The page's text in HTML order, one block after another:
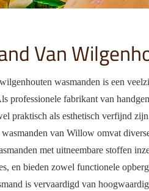
Van
wasmanden is een
professionele fabrikant van
praktisch als esthetisch verfijnd
van Willow omvat
met uitneembare stoffen
en bieden zowel functionele
is vervaardigd van